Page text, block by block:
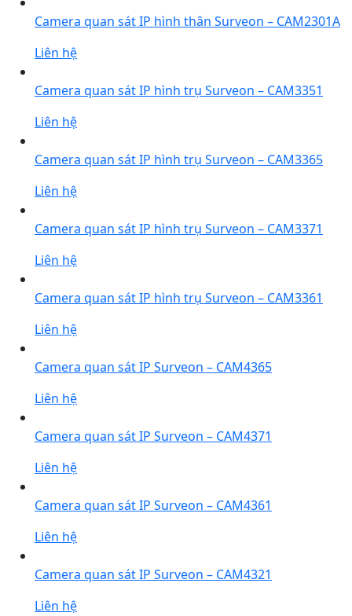
Camera quan sát IP hình thân Surveon – CAM2301A
Liên hệ
Camera quan sát IP hình trụ Surveon – CAM3351
Liên hệ
Camera quan sát IP hình trụ Surveon – CAM3365
Liên hệ
Camera quan sát IP hình trụ Surveon – CAM3371
Liên hệ
Camera quan sát IP hình trụ Surveon – CAM3361
Liên hệ
Camera quan sát IP Surveon – CAM4365
Liên hệ
Camera quan sát IP Surveon – CAM4371
Liên hệ
Camera quan sát IP Surveon – CAM4361
Liên hệ
Camera quan sát IP Surveon – CAM4321
Liên hệ